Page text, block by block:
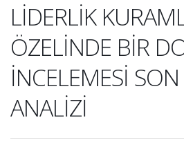
LİDERLİK
ÖZELİNDE BİR
İNCELEMESİ
ANALİZİ